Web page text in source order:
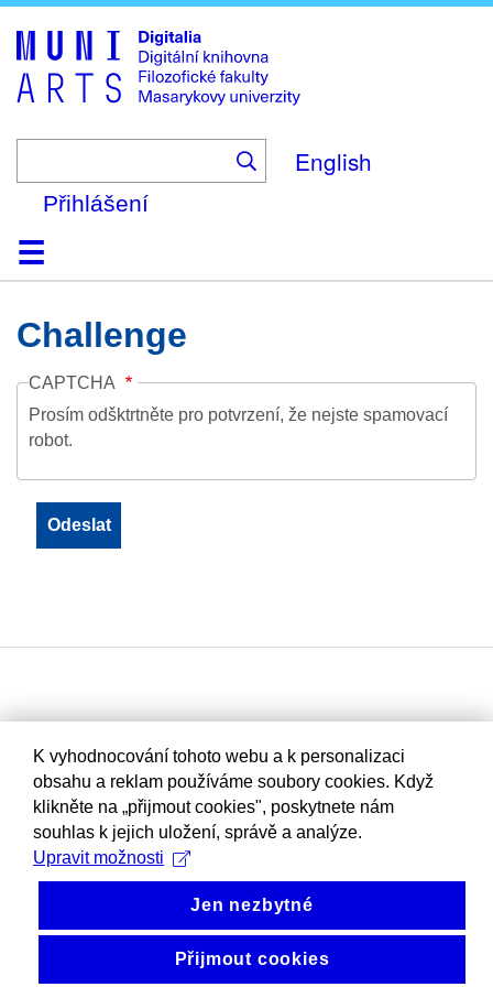
to
main
content
English
Přihlášení
DomůKolekce
Prohlížení
Vyhledávání
O platformě
Nápověda
KontaktDigitalia
Challenge
CAPTCHA
Prosím odšktrtněte pro potvrzení, že nejste spamovací
robot.
K vyhodnocování tohoto webu a k personalizaci
obsahu a reklam používáme soubory cookies. Když
klikněte na „přijmout cookies", poskytnete nám
souhlas k jejich uložení, správě a analýze.
Upravit možnosti
Jen nezbytné
Přijmout cookies